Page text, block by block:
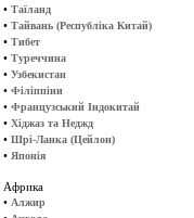
• Таїланд
• Тайвань (Республіка Китай)
• Тибет
• Туреччина
• Узбекистан
• Філіппіни
• Французський Індокитай
• Хіджаз та Неджд
• Шрі-Ланка (Цейлон)
• Японія
Африка
• Алжир